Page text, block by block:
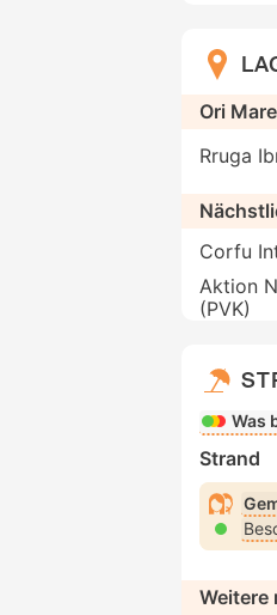
Ori
Rruga
Corfu
Aktion
(PVK)
Was
Strand
Weitere